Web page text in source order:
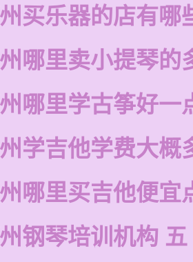
买乐器的店有哪
哪里卖小提琴的
哪里学古筝好一
学吉他学费大概
哪里买吉他便宜
钢琴培训机构 五